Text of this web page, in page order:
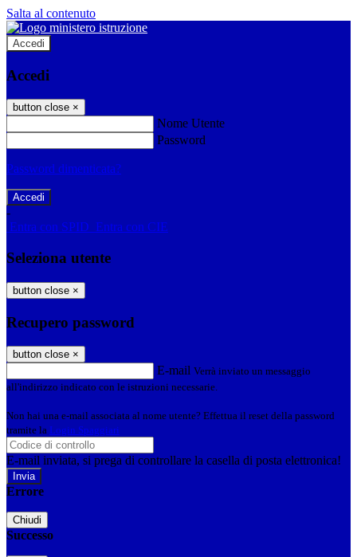
Salta al contenuto
Accedi
Accedi
button close ×
Nome Utente
Password
Password dimenticata?
-
Entra con SPID Entra con CIE
Seleziona utente
button close ×
Recupero password
button close ×
E-mail Verrà inviato un messaggio
all'indirizzo indicato con le istruzioni necessarie.
Non hai una e-mail associata al nome utente? Effettua il reset della password
tramite la Login Spaggiari
E-mail inviata, si prega di controllare la casella di posta elettronica!
Errore
Chiudi
Successo